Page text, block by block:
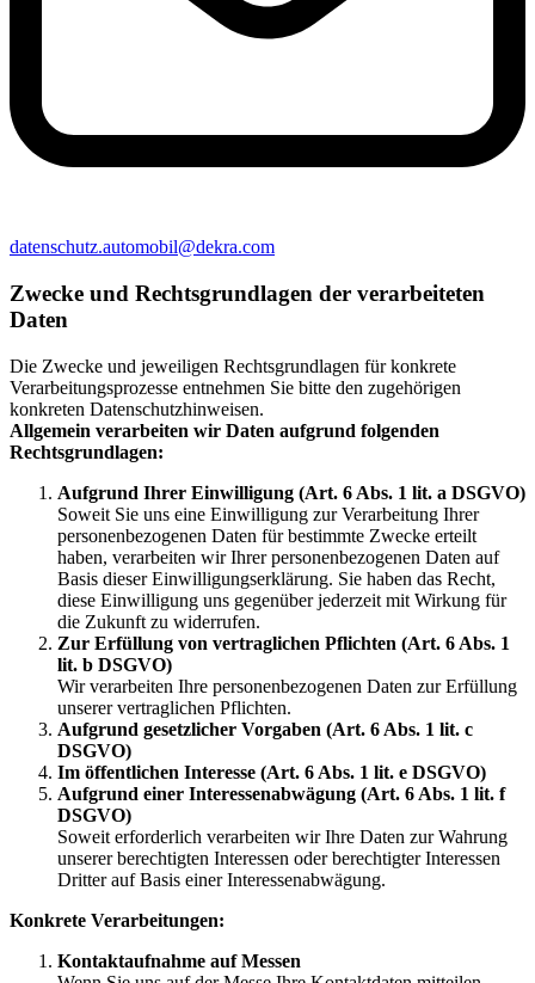
datenschutz.automobil@dekra.com
Zwecke und Rechtsgrundlagen der verarbeiteten
Daten
Die Zwecke und jeweiligen Rechtsgrundlagen für konkrete
Verarbeitungsprozesse entnehmen Sie bitte den zugehörigen
konkreten Datenschutzhinweisen.
Allgemein verarbeiten wir Daten aufgrund folgenden
Rechtsgrundlagen:
Aufgrund Ihrer Einwilligung (Art. 6 Abs. 1 lit. a DSGVO)
Soweit Sie uns eine Einwilligung zur Verarbeitung Ihrer
personenbezogenen Daten für bestimmte Zwecke erteilt
haben, verarbeiten wir Ihrer personenbezogenen Daten auf
Basis dieser Einwilligungserklärung. Sie haben das Recht,
diese Einwilligung uns gegenüber jederzeit mit Wirkung für
die Zukunft zu widerrufen.
Zur Erfüllung von vertraglichen Pflichten (Art. 6 Abs. 1
lit. b DSGVO)
Wir verarbeiten Ihre personenbezogenen Daten zur Erfüllung
unserer vertraglichen Pflichten.
Aufgrund gesetzlicher Vorgaben (Art. 6 Abs. 1 lit. c
DSGVO)
Im öffentlichen Interesse (Art. 6 Abs. 1 lit. e DSGVO)
Aufgrund einer Interessenabwägung (Art. 6 Abs. 1 lit. f
DSGVO)
Soweit erforderlich verarbeiten wir Ihre Daten zur Wahrung
unserer berechtigten Interessen oder berechtigter Interessen
Dritter auf Basis einer Interessenabwägung.
Konkrete Verarbeitungen:
Kontaktaufnahme auf Messen